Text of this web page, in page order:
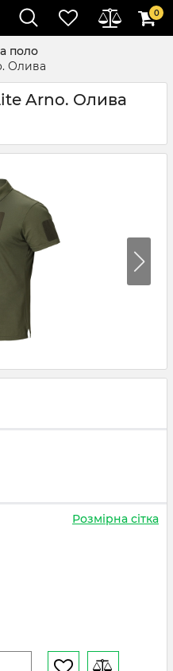
0
поло
Олива
Arno. Олива
Розмірна сітка